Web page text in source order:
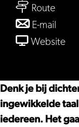
Routenaar
Queer
E-mail
Queer
Websitevan
Denk je bij
ingewikkelde
iedereen. Het